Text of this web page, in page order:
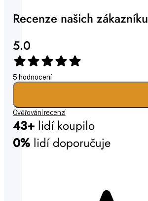
Recenze našich zákazníku
5.0
5 hodnocení
Ověřování recenzí
43+ lidí koupilo
0% lidí doporučuje